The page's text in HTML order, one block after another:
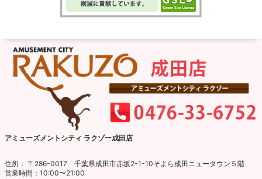
アミューズメントシティ ラクゾー成田店
住所： 〒286-0017 千葉県成田市赤坂2-1-10そよら成田ニュータウン５階
営業時間：10:00〜21:00